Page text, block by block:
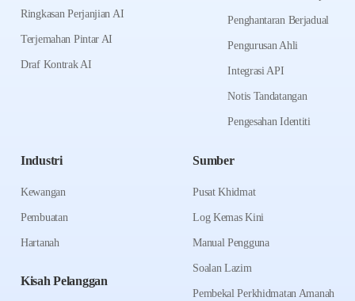
Ringkasan Perjanjian AI
Terjemahan Pintar AI
Draf Kontrak AI
Penghantaran Berjadual
Pengurusan Ahli
Integrasi API
Notis Tandatangan
Pengesahan Identiti
Industri
Kewangan
Pembuatan
Hartanah
Kisah Pelanggan
Sumber
Pusat Khidmat
Log Kemas Kini
Manual Pengguna
Soalan Lazim
Pembekal Perkhidmatan Amanah